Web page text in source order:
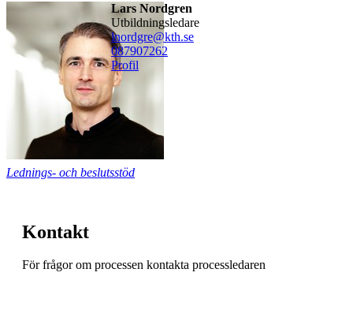
Lars Nordgren
utbildningsledare
lnordgre@kth.se
087907262
Profil
Lednings- och beslutsstöd
Kontakt
För frågor om processen kontakta processledaren